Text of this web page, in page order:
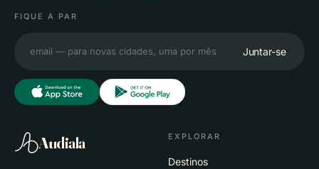
FIQUE A PAR
Juntar-se
Audiala EXPLORAR
Destinos